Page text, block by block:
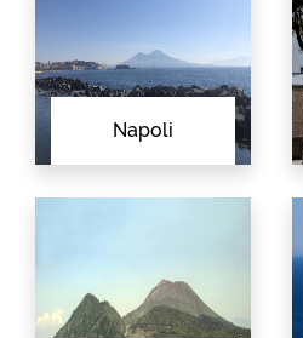
Napoli